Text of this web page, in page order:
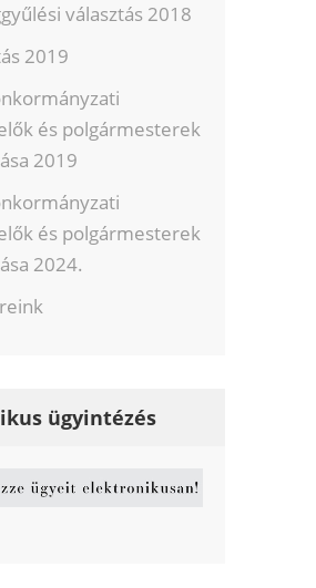
választás 2018
2019
és polgármesterek
2019
és polgármesterek
2024.
ügyintézés